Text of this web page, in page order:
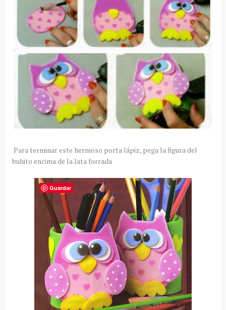
Para terminar este hermoso porta lápiz, pega la figura del
buhito encima de la lata forrada
Guardar